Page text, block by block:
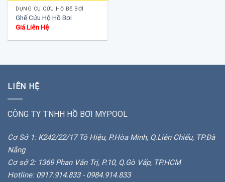
DỤNG CỤ CỨU HỘ BỂ BƠI
Ghế Cứu Hộ Hồ Bơi
Giá Liên Hệ
LIÊN HỆ
CÔNG TY TNHH HỒ BƠI MYPOOL
Cơ Sở 1: K242/22/17 Tô Hiệu, P.Hòa Minh, Q.Liên Chiểu, TP.Đà
Nẵng
Cơ sở 2: 1369 Phan Văn Trị, P.10, Q.Gò Vấp, TP.HCM
Hotline: 0917.914.833 - 0984.914.833